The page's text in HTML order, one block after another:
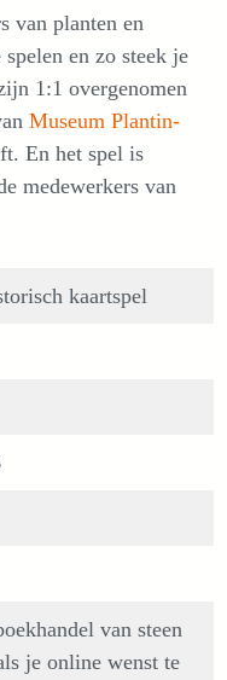
van planten en
en zo steek je
1:1 overgenomen
Museum Plantin-
En het spel is
medewerkers van
kaartspel
van steen
je online wenst te